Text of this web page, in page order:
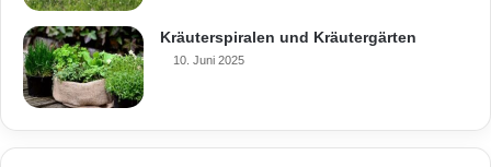
Kräuterspiralen und Kräutergärten
10. Juni 2025